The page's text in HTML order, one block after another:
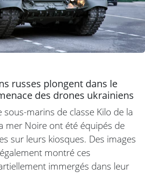
russes plongent dans le
des drones ukrainiens
marins de classe Kilo de la
mer Noire ont été équipés de
sur leurs kiosques. Des images
montré ces
immergés dans leur